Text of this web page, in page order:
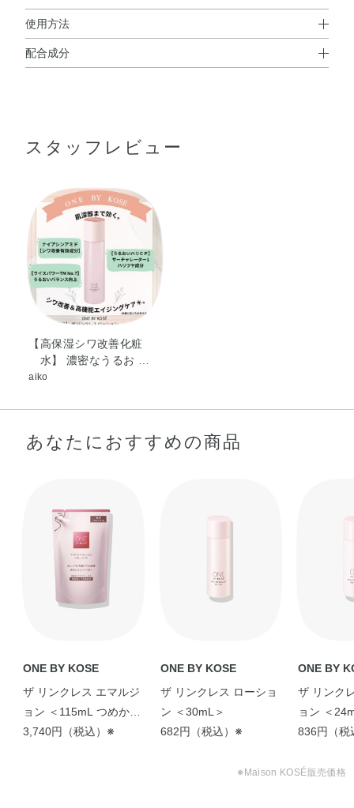
使用方法
使用方法
よくあるご質問
A. 商品の使用順は
こちら >>
配合成分
ライスパワーNo．7－A（米発酵エキスNo．7－A）、ポリ
ール、ブッチャーブルームエキス、ブリエラスチン、ワレ
モコウエキス、加水分解コラーゲン末、加水分解ヒアルロ
ン酸、酵母培養上澄液、天然ビタミンE、2－オクチルドデ
カノール、N－ラウロイル－L－グルタミン酸ジ（フィトス
テリル・2－オクチルドデシル）、アクリル酸・メタクリ
ル酸アルキル共重合体、イソプロパノール、エデト酸二ナ
トリウム、キサンタンガム、コレステロール、ジプロピレ
ングリコール、トリイソステアリン酸トリメチロールプロ
パン、メチルポリシロキサン、塩化アルキルトリメチルア
ンモニウム、水酸化ナトリウム、水素添加大豆リン脂質、
スタッフレビュー
【高保湿シワ改善化粧
水】 濃密なうるお …
aiko
あなたにおすすめの商品
ONE BY KOSE
ザ リンクレス エマルジ
ョン ＜115mL つめかえ
用＞
3,740円（税込）※
ONE BY KOSE
ザ リンクレス ローショ
ン ＜30mL＞
682円（税込）※
ONE BY
ザ リンク
ョン ＜
836円（税
※Maison KOSÉ販売価格